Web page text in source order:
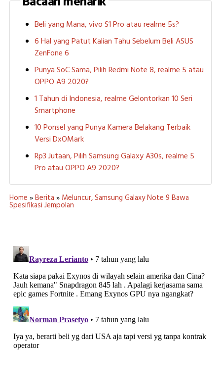
Beli yang Mana, vivo S1 Pro atau realme 5s?
6 Hal yang Patut Kalian Tahu Sebelum Beli ASUS
ZenFone 6
Punya SoC Sama, Pilih Redmi Note 8, realme 5 atau
OPPO A9 2020?
1 Tahun di Indonesia, realme Gelontorkan 10 Seri
Smartphone
10 Ponsel yang Punya Kamera Belakang Terbaik
Versi DxOMark
Rp3 Jutaan, Pilih Samsung Galaxy A30s, realme 5
Pro atau OPPO A9 2020?
Home »Berita » Meluncur, Samsung Galaxy Note 9 Bawa
Spesifikasi Jempolan